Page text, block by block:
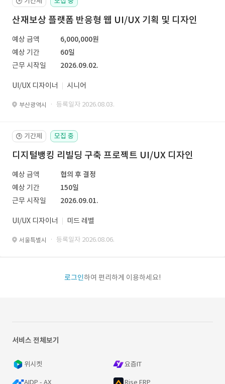
산재보상 플랫폼 반응형 웹 UI/UX 기획 및 디자인
예상 금액
6,000,000원
예상 기간
60일
근무 시작일
2026.09.02.
UI/UX 디자이너 시니어
부산광역시 · 등록일자 2026.08.03.
🕒 기간제 모집 중
디지털뱅킹 리빌딩 구축 프로젝트 UI/UX 디자인
예상 금액
협의 후 결정
예상 기간
150일
근무 시작일
2026.09.01.
UI/UX 디자이너 미드 레벨
서울특별시 · 등록일자 2026.08.06.
로그인하여 편리하게 이용하세요!
서비스 전체보기
위시켓 요즘IT
AIDP - AX Rise ERP